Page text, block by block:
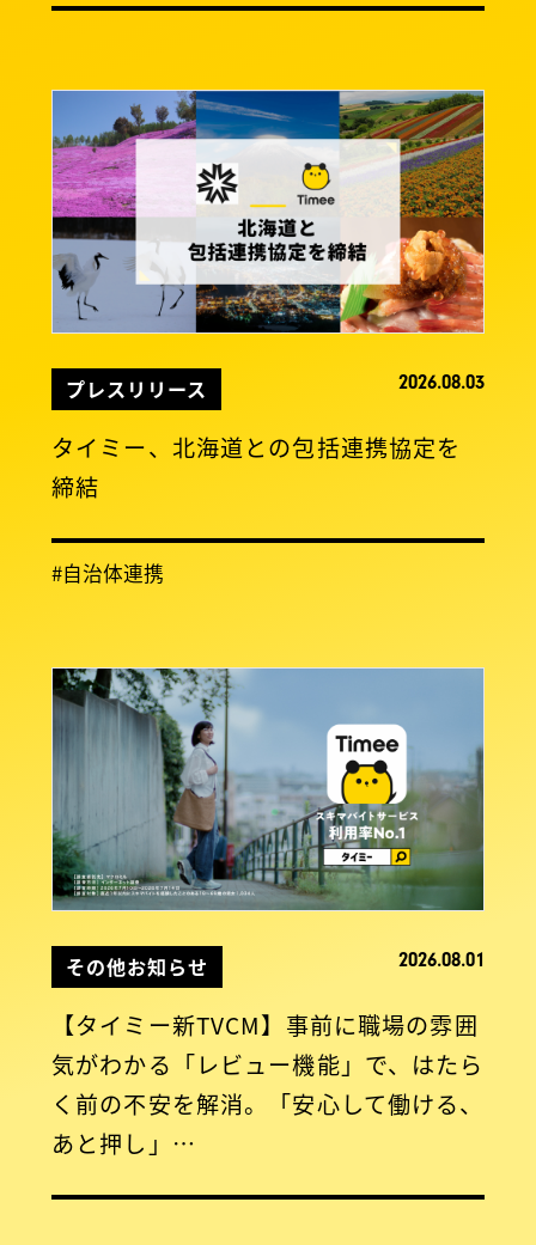
プレスリリース 2026.08.03
タイミー、北海道との包括連携協定を
締結
#自治体連携
その他お知らせ 2026.08.01
【タイミー新TVCM】事前に職場の雰囲
気がわかる「レビュー機能」で、はたら
く前の不安を解消。「安心して働ける、
あと押し」…